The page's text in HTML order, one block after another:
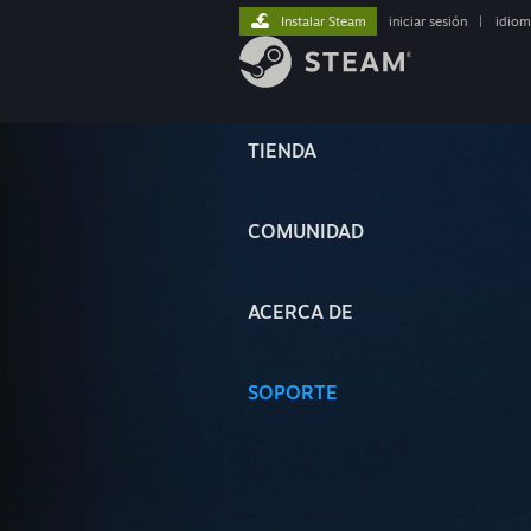
TIENDA
COMUNIDAD
ACERCA DE
SOPORTE
Instalar Steam iniciar sesión